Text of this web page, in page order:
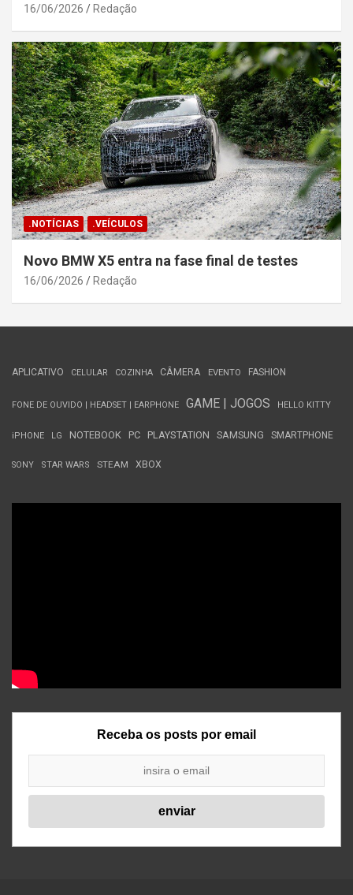
16/06/2026 Redação
.NOTÍCIAS .VEÍCULOS
Novo BMW X5 entra na fase final de testes
16/06/2026 Redação
APLICATIVO CELULAR COZINHA CÂMERA EVENTO FASHION
FONE DE OUVIDO | HEADSET | EARPHONE GAME | JOGOS HELLO KITTY
iPHONE LG NOTEBOOK PC PLAYSTATION SAMSUNG SMARTPHONE
SONY STAR WARS STEAM XBOX
Receba os posts por email